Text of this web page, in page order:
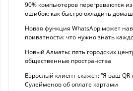
90% компьютеров перегреваются
ошибок: как быстро охладить
Новая функция WhatsApp может
приватности: что нужно знать
Новый Алматы: пять городских
общественные пространства
Взрослый клиент скажет: “Я ваш
Сулейменов об оплате картами